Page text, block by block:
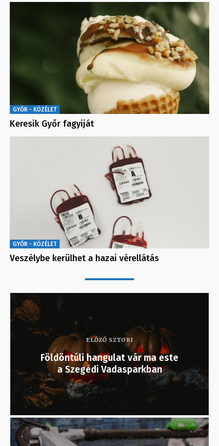
GYŐR - KÖZÉLET
Keresik Győr fagyiját
GYŐR - KÖZÉLET
Veszélybe kerülhet a hazai vérellátás
ELŐZŐ SZTORI
Földöntúli hangulat vár ma este
a Szegedi Vadasparkban